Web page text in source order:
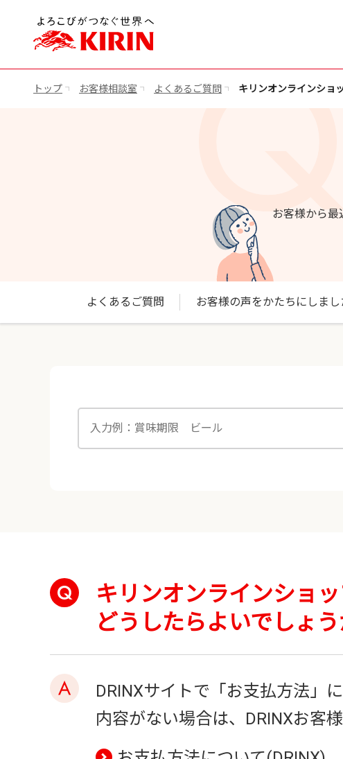
トップ お客様相談室 よくあるご質問 キリンオンラインショ
お客様から最
よくあるご質問 お客様の声をかたちにしまし
キリンオンラインショ
どうしたらよいでしょう
DRINXサイトで「お支払方法」
内容がない場合は、DRINXお客